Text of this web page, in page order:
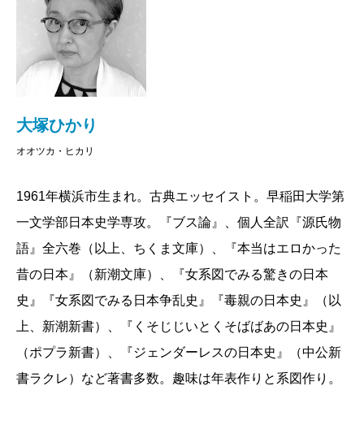
哲学の原点はギリシャ神話にある。そしてギリシ
ャ神話の中心にエロス（愛と性）の肯定があるの
だ。このギリシャ神話よりも、よりエロスに溢れ
た神話が日本の神話だ。言ってしまえば、日本文
化は、西洋文化の2000年先を走っているのだ。
大塚さんの母国語は現代日本語ではない、と私
は思っている。彼女の母国語は古文（昔の日本
する。今まで、いろんな人が源氏物語を現代語訳
してきたが、まるでダメだった。現代語訳するこ
とに意味がない。原文を心で読まないと意味がな
いのである。なので、私は、原文と現代語（私の
訳）と絵を併記した漫画の源氏物語を描いた。源
大塚ひかり
オオツカ・ヒカリ
1961年横浜市生まれ。古典エッセイスト。早稲田大学第
一文学部日本史学専攻。『ブス論』、個人全訳『源氏物
語』全六巻（以上、ちくま文庫）、『本当はエロかった
昔の日本』（新潮文庫）、『女系図でみる驚きの日本
史』『女系図でみる日本争乱史』『毒親の日本史』（以
上、新潮新書）、『くそじじいとくそばばあの日本史』
（ポプラ新書）、『ジェンダーレスの日本史』（中公新
書ラクレ）など著書多数。趣味は年表作りと系図作り。